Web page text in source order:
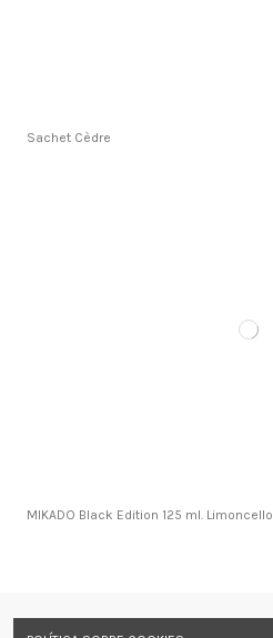
Sachet Cèdre
MIKADO Black Edition 125 ml. Limoncello